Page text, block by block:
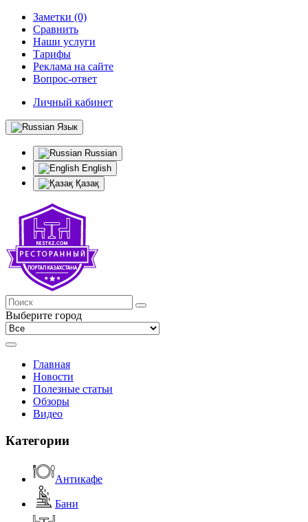
Заметки (0)
Сравнить
Наши услуги
Тарифы
Реклама на сайте
Вопрос-ответ
Личный кабинет
Язык
Russian
English
Қазақ
Выберите город
Главная
Новости
Полезные статьи
Обзоры
Видео
Категории
Антикафе
Бани